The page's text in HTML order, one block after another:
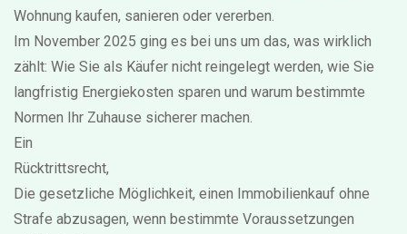
Wohnung kaufen, sanieren oder vererben.
Im November 2025 ging es bei uns um das, was wirklich
zählt: Wie Sie als Käufer nicht reingelegt werden, wie Sie
langfristig Energiekosten sparen und warum bestimmte
Normen Ihr Zuhause sicherer machen.
Ein
Rücktrittsrecht,
Die gesetzliche Möglichkeit, einen Immobilienkauf ohne
Strafe abzusagen, wenn bestimmte Voraussetzungen